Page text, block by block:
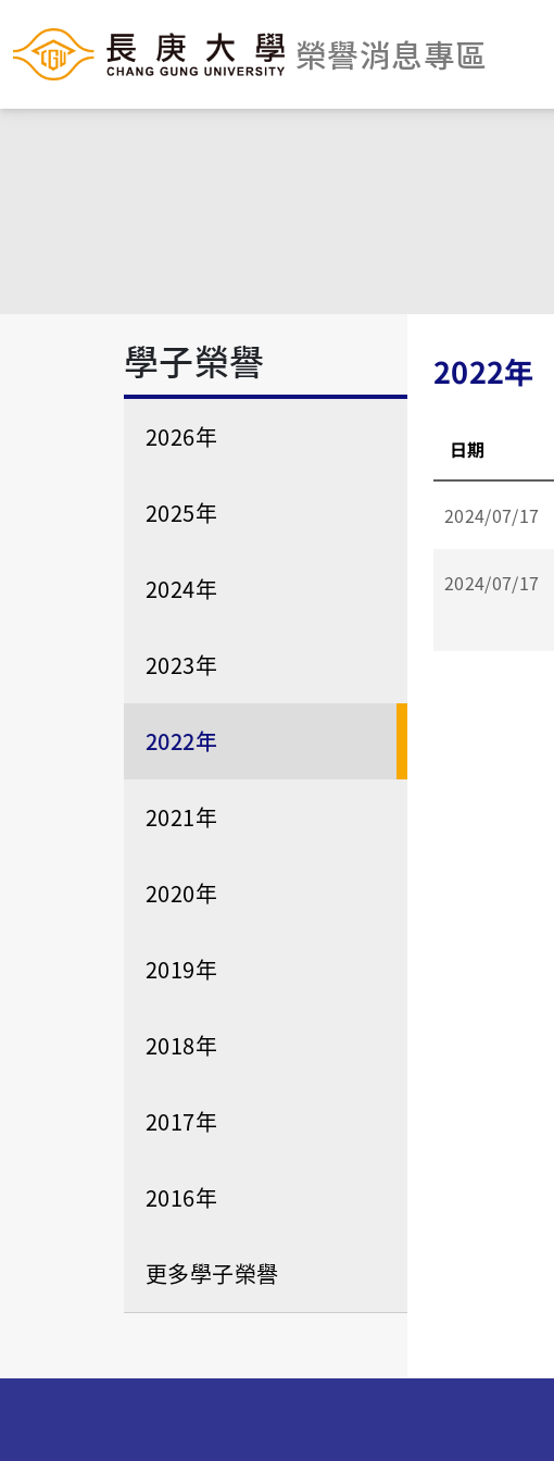
榮譽消息專區
學子榮譽
2026年
2025年
2024年
2023年
2022年
2021年
2020年
2019年
2018年
2017年
2016年
更多學子榮譽
2022年
日期
2024/07/17
2024/07/17